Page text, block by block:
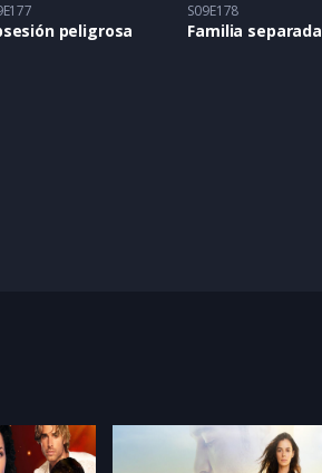
peligrosa
S09E178
Familia separada